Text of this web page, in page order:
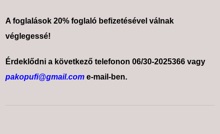
A foglalások 20% foglaló befizetésével válnak
véglegessé!
Érdeklődni a következő telefonon 06/30-2025366 vagy
pakopufi@gmail.com e-mail-ben.